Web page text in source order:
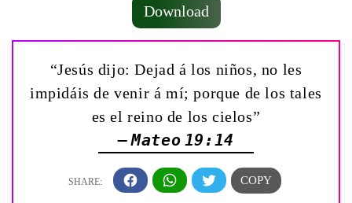
Download
“Jesús dijo: Dejad á los niños, no les
impidáis de venir á mí; porque de los tales
es el reino de los cielos”
— Mateo 19:14